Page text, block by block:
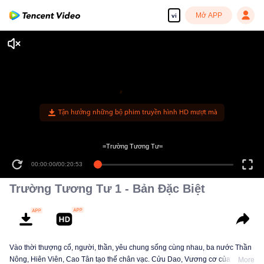
vi Mở APP
Tận hưởng những bộ phim truyền hình HD mượt mà
00:00:00/00:20:53
=Trường Tương Tư=
Trường Tương Tư 1 - Bản Đặc Biệt
Vào thời thượng cổ, người, thần, yêu chung sống cùng nhau, ba nước Thần
Nông, Hiên Viên, Cao Tân tạo thế chân vạc. Cửu Dao, Vương cơ của CaoMore